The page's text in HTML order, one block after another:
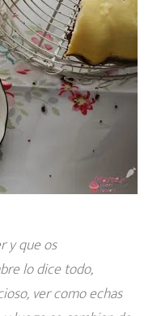
y que os
lo dice todo,
ver como echas